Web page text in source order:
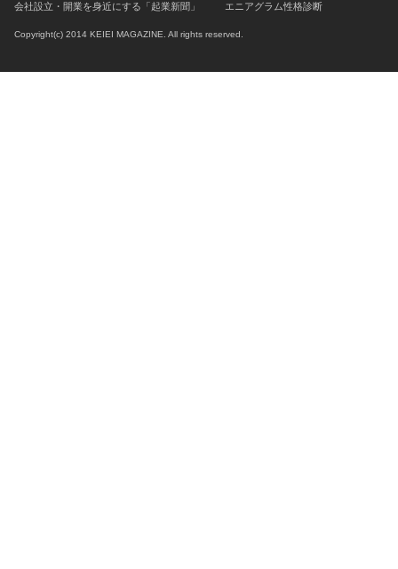
会社設立・開業を身近にする「起業新聞」 エニアグラム性格診断
Copyright(c) 2014 KEIEI MAGAZINE. All rights reserved.